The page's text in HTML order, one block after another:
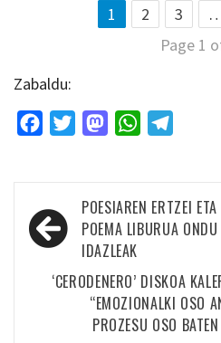
1 2 3
Page 1
Zabaldu:
FacebookTwitterMastodonWhatsApp
Bidalketetan
zehar
nabigatu
POESIAREN ERTZEI
POEMA LIBURUA
IDAZLEAK
‘CERODENERO’ DISKOA
“EMOZIONALKI OSO
PROZESU OSO